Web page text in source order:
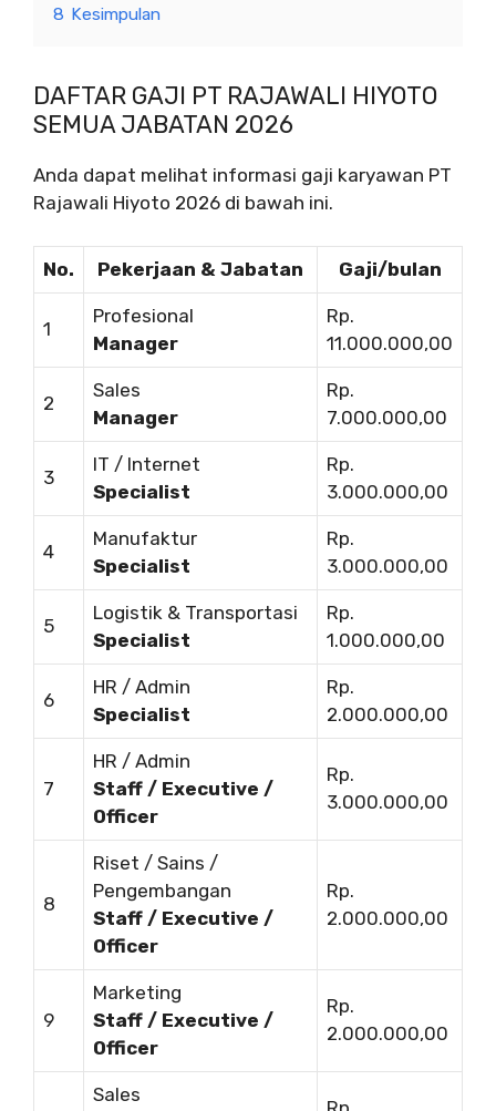
8 Kesimpulan
DAFTAR GAJI PT RAJAWALI HIYOTO
SEMUA JABATAN 2026
Anda dapat melihat informasi gaji karyawan PT
Rajawali Hiyoto 2026 di bawah ini.
No. Pekerjaan & Jabatan Gaji/bulan
1
Profesional
Manager
Rp.
11.000.000,00
2
Sales
Manager
Rp.
7.000.000,00
3
IT / Internet
Specialist
Rp.
3.000.000,00
4
Manufaktur
Specialist
Rp.
3.000.000,00
5
Logistik & Transportasi
Specialist
Rp.
1.000.000,00
6
HR / Admin
Specialist
Rp.
2.000.000,00
7
HR / Admin
Staff / Executive /
Officer
Rp.
3.000.000,00
8
Riset / Sains /
Pengembangan
Staff / Executive /
Officer
Rp.
2.000.000,00
9
Marketing
Staff / Executive /
Officer
Rp.
2.000.000,00
Sales